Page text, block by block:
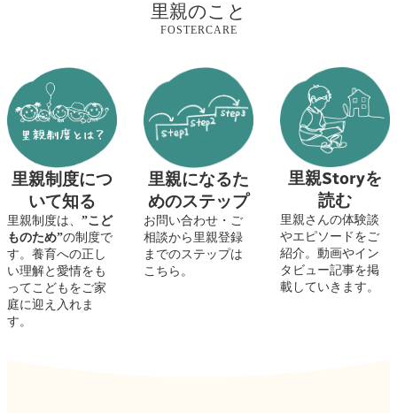
里親のこと
FOSTERCARE
里親制度につ
いて知る
里親制度は、 ”こど
ものため”の制度で
す。養育への正し
い理解と愛情をも
ってこどもをご家
庭に迎え入れま
す。
里親になるた
めのステップ
お問い合わせ・ご
相談から里親登録
までのステップは
こちら。
里親Storyを
読む
里親さんの体験談
やエピソードをご
紹介。動画やイン
タビュー記事を掲
載していきます。